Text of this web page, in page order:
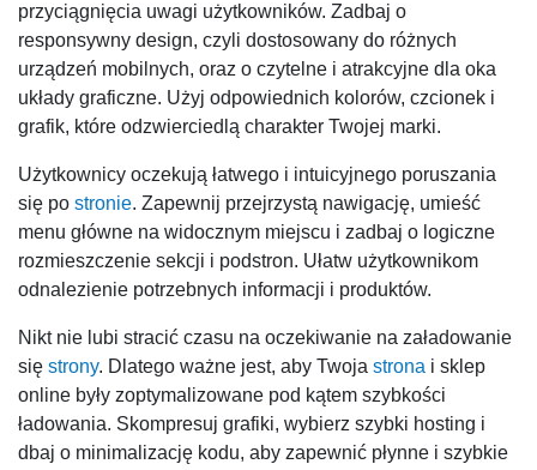
przyciągnięcia uwagi użytkowników. Zadbaj o
responsywny design, czyli dostosowany do różnych
urządzeń mobilnych, oraz o czytelne i atrakcyjne dla oka
układy graficzne. Użyj odpowiednich kolorów, czcionek i
grafik, które odzwierciedlą charakter Twojej marki.
Użytkownicy oczekują łatwego i intuicyjnego poruszania
się po stronie. Zapewnij przejrzystą nawigację, umieść
menu główne na widocznym miejscu i zadbaj o logiczne
rozmieszczenie sekcji i podstron. Ułatw użytkownikom
odnalezienie potrzebnych informacji i produktów.
Nikt nie lubi stracić czasu na oczekiwanie na załadowanie
się strony. Dlatego ważne jest, aby Twoja strona i sklep
online były zoptymalizowane pod kątem szybkości
ładowania. Skompresuj grafiki, wybierz szybki hosting i
dbaj o minimalizację kodu, aby zapewnić płynne i szybkie